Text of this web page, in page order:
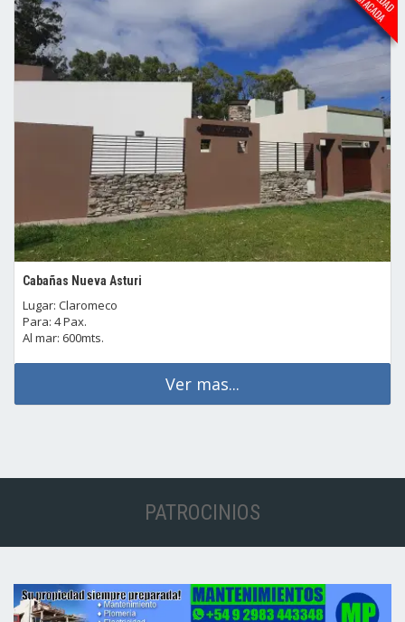
Cabañas Nueva Asturi
Lugar: Claromeco
Para: 4 Pax.
Al mar: 600mts.
Ver mas...
PATROCINIOS